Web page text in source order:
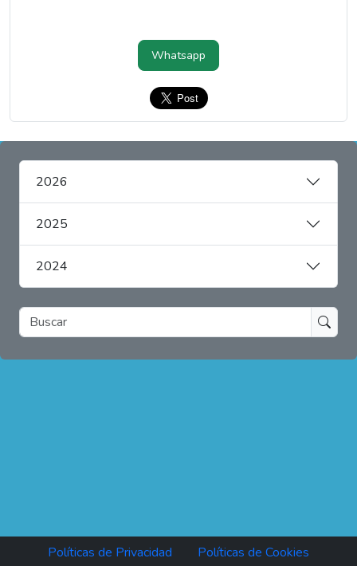
Whatsapp
2026
2025
2024
Políticas de Privacidad Políticas de Cookies